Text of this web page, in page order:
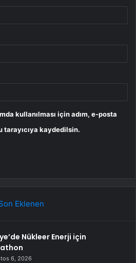
kullanılması için adım, e-posta
tarayıcıya kaydedilsin.
Eklenen
Nükleer Enerji için
6, 2026